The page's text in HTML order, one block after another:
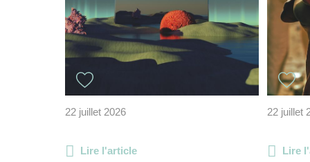
22 juillet 2026
Lire l'article
22 juillet
Lire